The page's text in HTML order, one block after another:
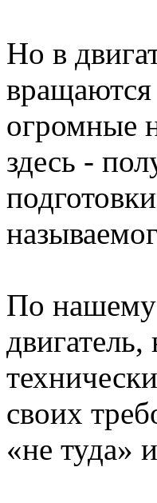
Но в
вращаются
огромные
здесь -
По нашему
двигатель,
своих
«не туда»